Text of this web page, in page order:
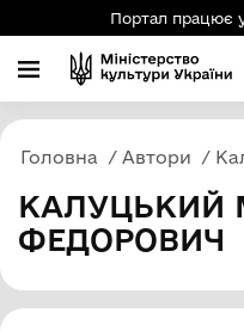
Портал працює
Головна Автори
КАЛУЦЬКИЙ
ФЕДОРОВИЧ